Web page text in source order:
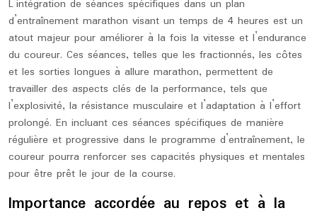
L’intégration de séances spécifiques dans un plan
d’entraînement marathon visant un temps de 4 heures est un
atout majeur pour améliorer à la fois la vitesse et l’endurance
du coureur. Ces séances, telles que les fractionnés, les côtes
et les sorties longues à allure marathon, permettent de
travailler des aspects clés de la performance, tels que
l’explosivité, la résistance musculaire et l’adaptation à l’effort
prolongé. En incluant ces séances spécifiques de manière
régulière et progressive dans le programme d’entraînement, le
coureur pourra renforcer ses capacités physiques et mentales
pour être prêt le jour de la course.
Importance accordée au repos et à la